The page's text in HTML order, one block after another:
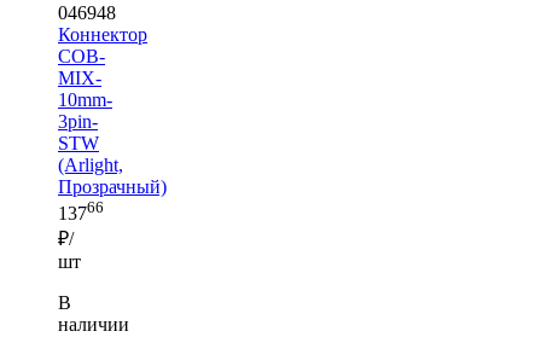
046948
Коннектор
COB-
MIX-
10mm-
3pin-
STW
(Arlight,
Прозрачный)
13766
₽/
шт
В
наличии